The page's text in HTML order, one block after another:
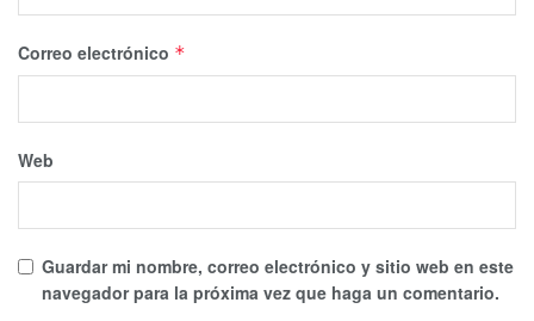
Correo electrónico *
Web
Guardar mi nombre, correo electrónico y sitio web en este
navegador para la próxima vez que haga un comentario.